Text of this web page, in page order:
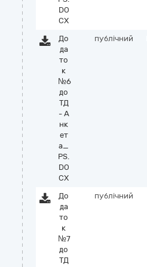
DO
CX
До
да
то
к
№6
до
ТД
- А
нк
ет
а_
PS.
DO
CX
публічний
До
да
то
к
№7
до
ТД
публічний